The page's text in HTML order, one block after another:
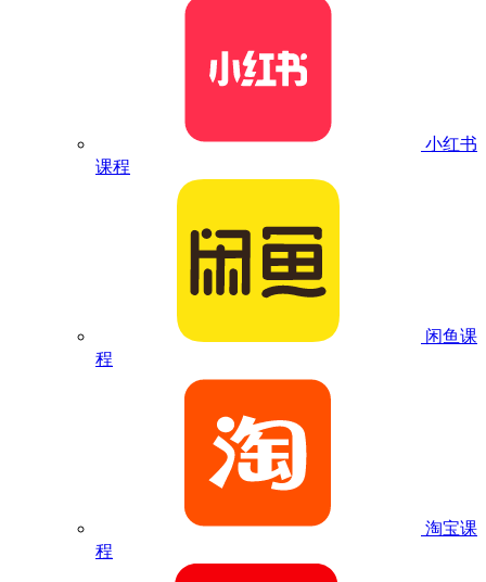
小红书
课程
闲鱼课
程
淘宝课
程